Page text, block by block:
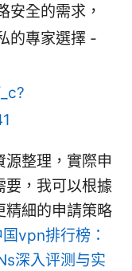
安全的需求，
的專家選擇 -
源整理，實際申
要，我可以根據
精細的申請策略
vpn排行榜：
深入评测与实